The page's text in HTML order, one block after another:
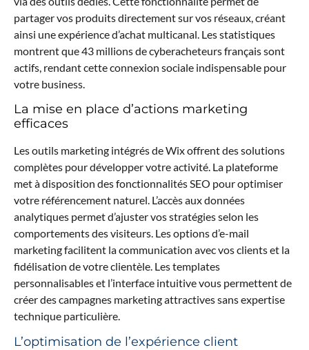
partager vos produits directement sur vos réseaux, créant
ainsi une expérience d’achat multicanal. Les statistiques
montrent que 43 millions de cyberacheteurs français sont
actifs, rendant cette connexion sociale indispensable pour
votre business.
La mise en place d’actions marketing
efficaces
Les outils marketing intégrés de Wix offrent des solutions
complètes pour développer votre activité. La plateforme
met à disposition des fonctionnalités SEO pour optimiser
votre référencement naturel. L’accès aux données
analytiques permet d’ajuster vos stratégies selon les
comportements des visiteurs. Les options d’e-mail
marketing facilitent la communication avec vos clients et la
fidélisation de votre clientèle. Les templates
personnalisables et l’interface intuitive vous permettent de
créer des campagnes marketing attractives sans expertise
technique particulière.
L’optimisation de l’expérience client